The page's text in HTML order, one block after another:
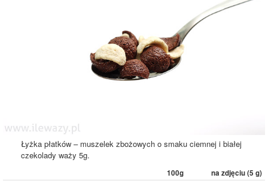
Łyżka płatków – muszelek zbożowych o smaku ciemnej i białej
czekolady waży 5g.
100g na zdjęciu (5 g)